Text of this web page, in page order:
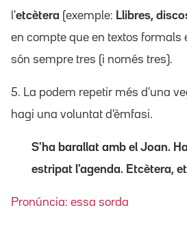
l'etcètera (exemple: Llibres,
en compte que en textos formals
són sempre tres (i només tres).
5. La podem repetir més d'una
hagi una voluntat d'èmfasi.
S'ha barallat amb el Joan.
estripat l'agenda. Etcètera,
Pronúncia: essa sorda